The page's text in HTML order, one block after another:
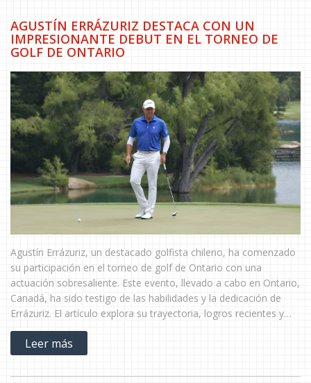
AGUSTÍN ERRÁZURIZ DESTACA CON UN
IMPRESIONANTE DEBUT EN EL TORNEO DE
GOLF DE ONTARIO
Agustín Errázuriz, un destacado golfista chileno, ha comenzado
su participación en el torneo de golf de Ontario con una
actuación sobresaliente. Este evento, llevado a cabo en Ontario,
Canadá, ha sido testigo de las habilidades y la dedicación de
Errázuriz. El artículo explora su trayectoria, logros recientes y
preparación previa al torneo. Hay un optimismo palpable sobre
su potencial éxito en el torneo y su impacto en el golf chileno.
Leer más